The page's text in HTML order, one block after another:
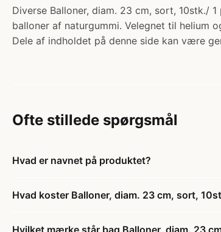
Diverse Balloner, diam. 23 cm, sort, 10stk./
balloner af naturgummi. Velegnet til helium
Dele af indholdet på denne side kan være
Ofte stillede spørgsmål
Hvad er navnet på produktet?
Hvad koster Balloner, diam. 23 cm, sort,
Hvilket mærke står bag Balloner, diam. 23